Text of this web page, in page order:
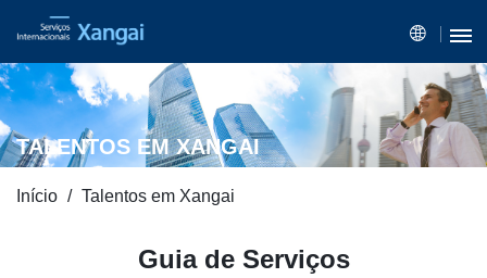
TALENTOS EM XANGAI
Início Talentos em Xangai
Guia de Serviços